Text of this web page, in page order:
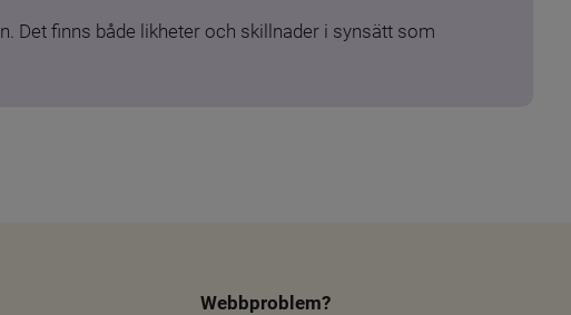
Det finns både likheter och skillnader i synsätt som
Webbproblem?